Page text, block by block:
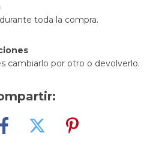
toda la compra.
cambiarlo por otro o devolverlo.